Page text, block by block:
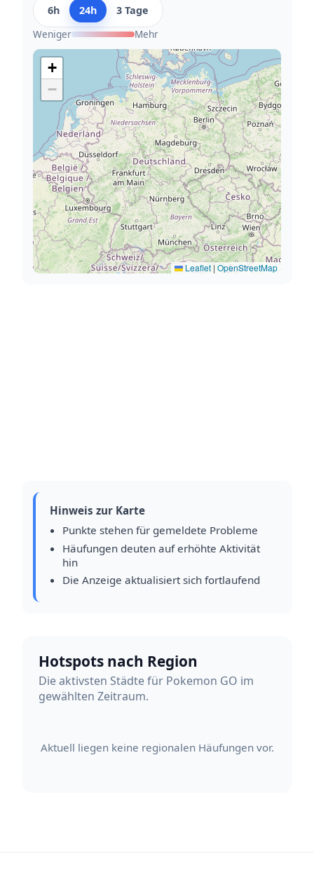
6h 24h
3 Tage
Weniger
Mehr
+
−
Leaflet | OpenStreetMap
Hinweis zur Karte
Punkte stehen für gemeldete Probleme
Häufungen deuten auf erhöhte Aktivität
hin
Die Anzeige aktualisiert sich fortlaufend
Hotspots nach Region
Die aktivsten Städte für Pokemon GO im
gewählten Zeitraum.
Aktuell liegen keine regionalen Häufungen vor.